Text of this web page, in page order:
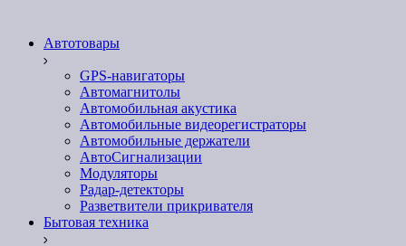
Автотовары
GPS-навигаторы
Автомагнитолы
Автомобильная акустика
Автомобильные видеорегистраторы
Автомобильные держатели
АвтоСигнализации
Модуляторы
Радар-детекторы
Разветвители прикривателя
Бытовая техника